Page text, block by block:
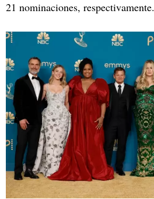
21 nominaciones, respectivamente.